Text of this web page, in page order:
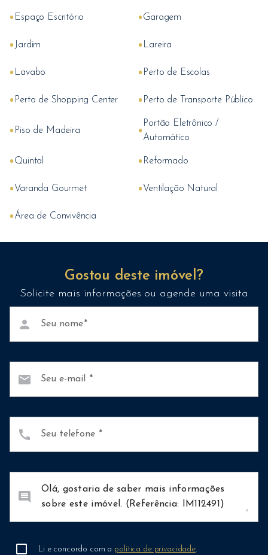
• Espaço Escritório •Garagem
• Jardim • Lareira
• Lavabo • Perto de Escolas
• Perto de Shopping Center • Perto de Transporte Público
• Piso de Madeira • Portão Eletrônico /
Automático
•Quintal • Reformado
•Varanda Gourmet •Ventilação Natural
•Área de Convivência
Gostou deste imóvel?
Solicite mais informações ou agende uma visita
Seu nome
person
Seu e-mail
mail
Seu telefone
call
comment
Li e concordo com a política de privacidade.